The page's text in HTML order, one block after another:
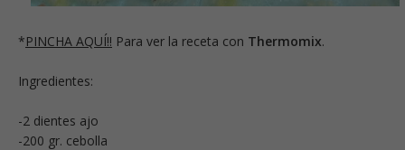
*PINCHA AQUÍ!! Para ver la receta con Thermomix.
Ingredientes:
-2 dientes ajo
-200 gr. cebolla